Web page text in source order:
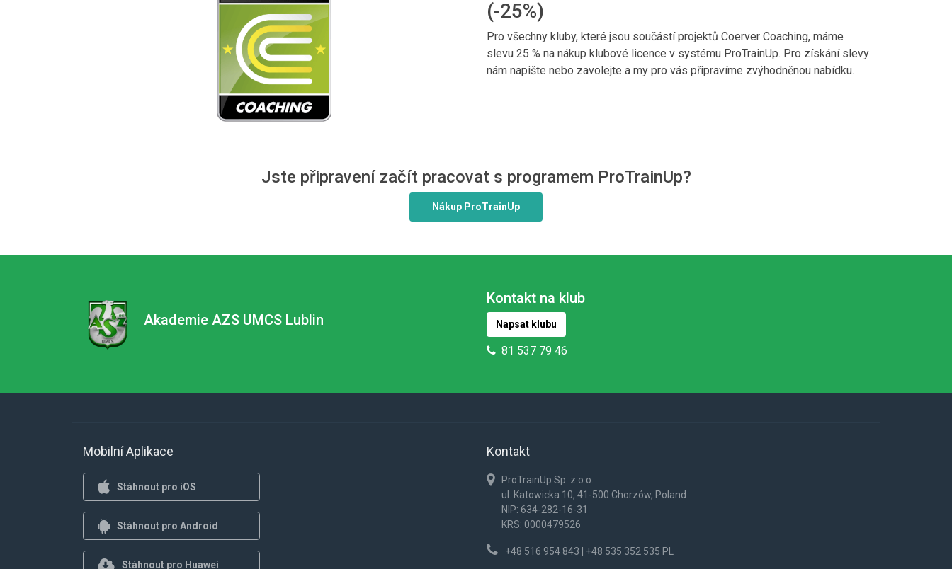
(-25%)
Pro všechny kluby, které jsou součástí projektů Coerver Coaching, máme
slevu 25 % na nákup klubové licence v systému ProTrainUp. Pro získání slevy
nám napište nebo zavolejte a my pro vás připravíme zvýhodněnou nabídku.
Jste připravení začít pracovat s programem ProTrainUp?
Nákup ProTrainUp
Akademie AZS UMCS Lublin
Kontakt na klub
Napsat klubu
81 537 79 46
Mobilní Aplikace
Stáhnout pro iOS
Stáhnout pro Android
Stáhnout pro Huawei
Kontakt
ProTrainUp Sp. z o.o.
ul. Katowicka 10, 41-500 Chorzów, Poland
NIP: 634-282-16-31
KRS: 0000479526
+48 516 954 843 | +48 535 352 535 PL